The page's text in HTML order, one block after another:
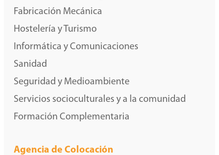
Fabricación Mecánica
Hostelería y Turismo
Informática y Comunicaciones
Sanidad
Seguridad y Medioambiente
Servicios socioculturales y a la comunidad
Formación Complementaria
Agencia de Colocación